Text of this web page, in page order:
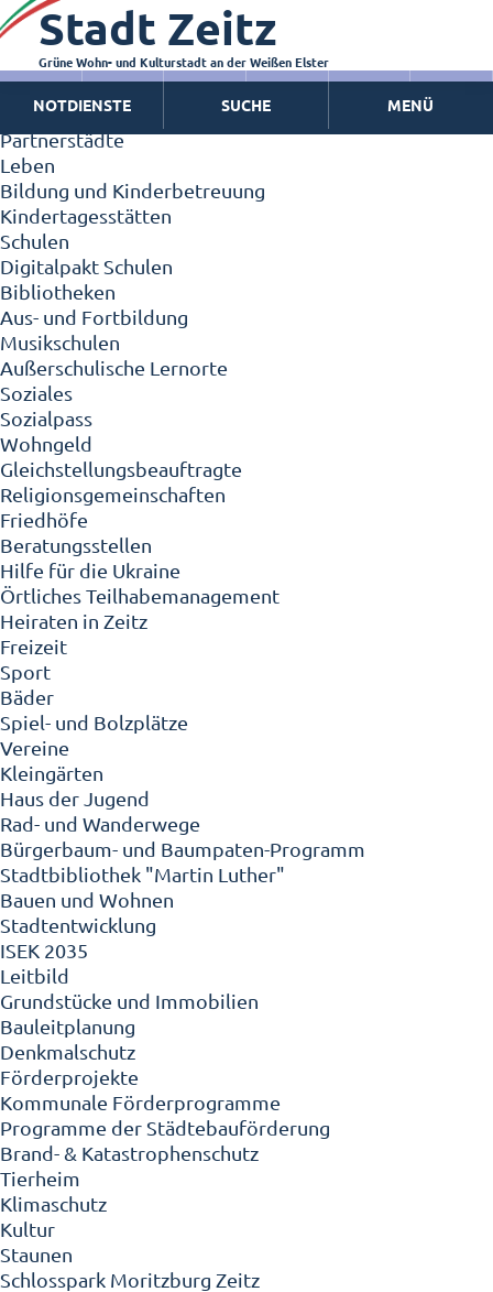
Zeitz - Die Kleinstadt
Willkommen in Zeitz!
Interview mit Oberbürgermeister Christian Thieme
Zeitz - Stadt der Zukunft
Ortschaften
Partnerstädte
Leben
Bildung und Kinderbetreuung
Kindertagesstätten
Schulen
Digitalpakt Schulen
Bibliotheken
Aus- und Fortbildung
Musikschulen
Außerschulische Lernorte
Soziales
Sozialpass
Wohngeld
Gleichstellungsbeauftragte
Religionsgemeinschaften
Friedhöfe
Beratungsstellen
Hilfe für die Ukraine
Örtliches Teilhabemanagement
Heiraten in Zeitz
Freizeit
Sport
Bäder
Spiel- und Bolzplätze
Vereine
Kleingärten
Haus der Jugend
Rad- und Wanderwege
Bürgerbaum- und Baumpaten-Programm
Stadtbibliothek "Martin Luther"
Bauen und Wohnen
Stadtentwicklung
ISEK 2035
Leitbild
Grundstücke und Immobilien
Bauleitplanung
Denkmalschutz
Förderprojekte
Kommunale Förderprogramme
Programme der Städtebauförderung
Brand- & Katastrophenschutz
Tierheim
Klimaschutz
Kultur
Staunen
Schlosspark Moritzburg Zeitz
Stadt Zeitz
Grüne Wohn- und Kulturstadt an der Weißen Elster
NOTDIENSTE SUCHE MENÜ